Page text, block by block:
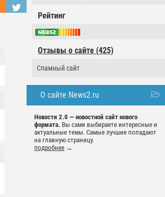
Рейтинг
Отзывы о сайте (425)
Спамный сайт
О сайте News2.ru
Новости 2.0 — новостной сайт нового
формата. Вы сами выбираете интересные и
актуальные темы. Самые лучшие попадают
на главную страницу.
подробнее →